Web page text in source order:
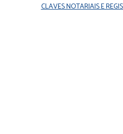
CLAVES NOTARIAIS E